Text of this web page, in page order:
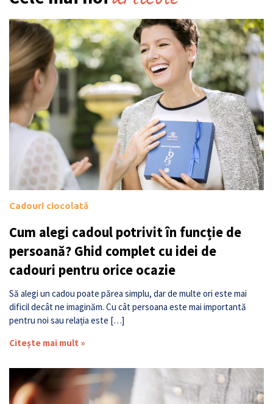
Cadouri ciocolată
Cum alegi cadoul potrivit în funcție de
persoană? Ghid complet cu idei de
cadouri pentru orice ocazie
Să alegi un cadou poate părea simplu, dar de multe ori este mai
dificil decât ne imaginăm. Cu cât persoana este mai importantă
pentru noi sau relația este […]
Citește mai mult »